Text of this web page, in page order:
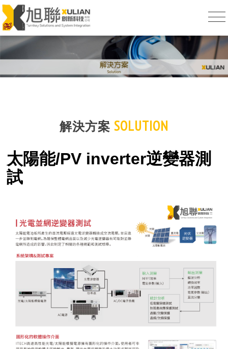
解決方案 SOLUTION
太陽能/PV inverter逆變器測
試